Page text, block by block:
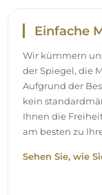
Für einen
und warmes
Reinigungsmittel
scharfe